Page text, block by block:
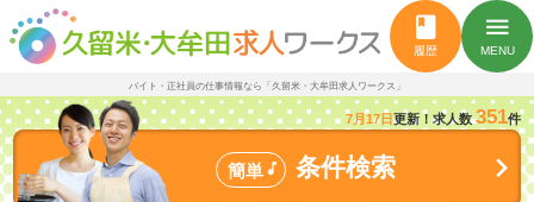
book
履歴
menu
MENU
バイト・正社員の仕事情報なら「久留米・大牟田求人ワークス」
7月17日更新！求人数351件
簡単  条件検索 